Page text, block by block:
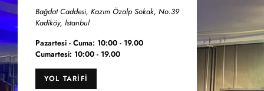
Bağdat Caddesi, Kazım Özalp Sokak, No:39
Kadiköy, İstanbul
Pazartesi - Cuma: 10:00 - 19.00
Cumartesi: 10:00 - 19.00
YOL TARIFI